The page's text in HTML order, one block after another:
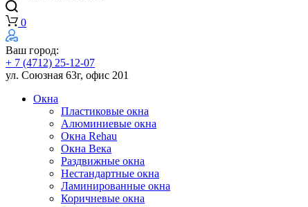
0
Ваш город:
+ 7 (4712) 25-12-07
ул. Союзная 63г, офис 201
Окна
Пластиковые окна
Алюминиевые окна
Окна Rehau
Окна Века
Раздвижные окна
Нестандартные окна
Ламинированные окна
Коричневые окна